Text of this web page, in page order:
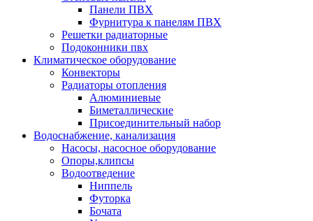
Панели ПВХ
Фурнитура к панелям ПВХ
Решетки радиаторные
Подоконники пвх
Климатическое оборудование
Конвекторы
Радиаторы отопления
Алюминиевые
Биметаллические
Присоединительный набор
Водоснабжение, канализация
Насосы, насосное оборудование
Опоры,клипсы
Водоотведение
Ниппель
Футорка
Бочата